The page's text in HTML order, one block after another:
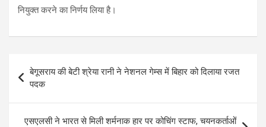
नियुक्त करने का निर्णय लिया है।
Post
navigation
बेगूसराय की बेटी श्रेया रानी ने नेशनल गेम्स में बिहार को दिलाया रजत
पदक
एसएलसी ने भारत से मिली शर्मनाक हार पर कोचिंग स्टाफ, चयनकर्ताओं